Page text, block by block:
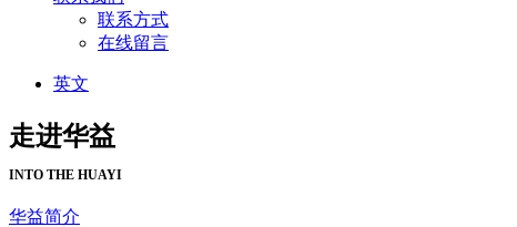
联系方式
在线留言
英文
走进华益
INTO THE HUAYI
华益简介